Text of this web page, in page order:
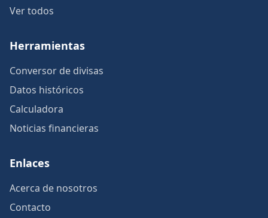
Ver todos
Herramientas
Conversor de divisas
Datos históricos
Calculadora
Noticias financieras
Enlaces
Acerca de nosotros
Contacto